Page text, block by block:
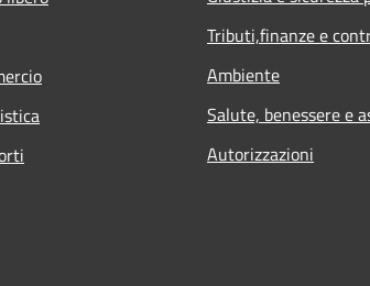
Tributi,finanze e
Ambiente
Salute, benessere e
Autorizzazioni